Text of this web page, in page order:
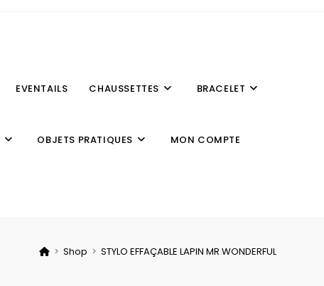
EVENTAILS CHAUSSETTES BRACELET
OBJETS PRATIQUES MON COMPTE
> Shop > STYLO EFFAÇABLE LAPIN MR WONDERFUL